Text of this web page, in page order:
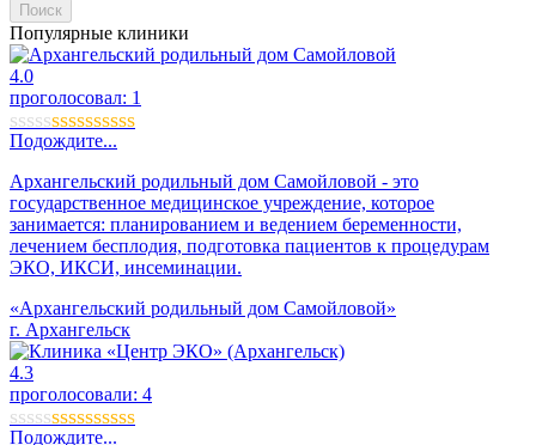
Поиск
Популярные клиники
4.0
проголосовал: 1
Подождите...
Архангельский родильный дом Самойловой - это
государственное медицинское учреждение, которое
занимается: планированием и ведением беременности,
лечением бесплодия, подготовка пациентов к процедурам
ЭКО, ИКСИ, инсеминации.
«Архангельский родильный дом Самойловой»
г. Архангельск
4.3
проголосовали: 4
Подождите...